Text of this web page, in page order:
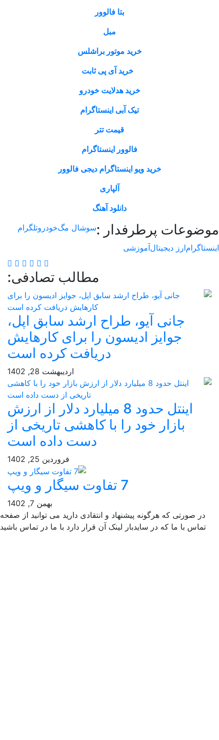
بتا فالوور
خرید موتور براشلس
خرید آی پی ثابت
خرید هدلایت خودرو
تیک آبی اینستاگرام
قیمت تتر
فالوور اینستاگرام
خرید ویو اینستاگرام دیجی فالوور
آلپاری
دانلود آهنگ
پرطرفدار : سوشال مگخودروتلگرام
ارز دیجیتالآموزشی
مطالب تصادفی:
جانی آیو، طراح ارشد سابق اپل،
جوایز ادیسون را برای کارهایش
دریافت کرده است
اردیبهشت 28, 1402
اینتل حدود 8 میلیارد دلار از ارزش
بازار خود را با کاهشی تاریخی از
دست داده است
فروردین 25, 1402
بهمن 7, 1402
صورتی که هرگونه پیشنهاد و انتقادی دارید می توانید از صفحه
با ما که در سایدبار لینک آن قرار دارد با ما در تماس باشید